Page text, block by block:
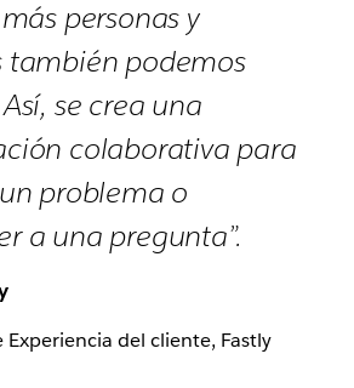
personas y
también podemos
se crea una
colaborativa para
problema o
a una pregunta”.
del cliente, Fastly